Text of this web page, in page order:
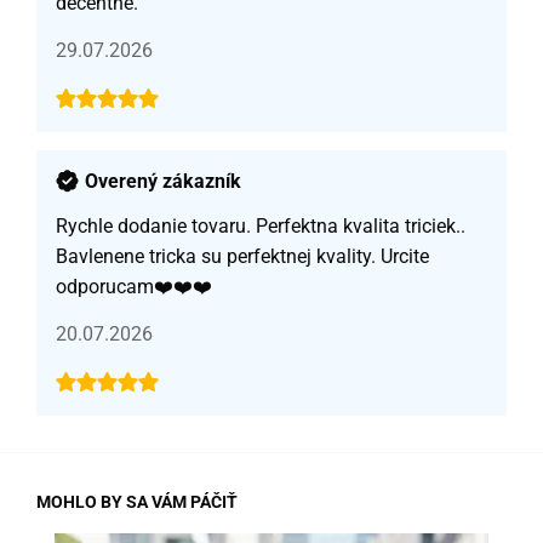
29.07.2026
Overený zákazník
Rychle dodanie tovaru. Perfektna kvalita triciek..
Bavlenene tricka su perfektnej kvality. Urcite
odporucam❤️❤️❤️
20.07.2026
MOHLO BY SA VÁM PÁČIŤ